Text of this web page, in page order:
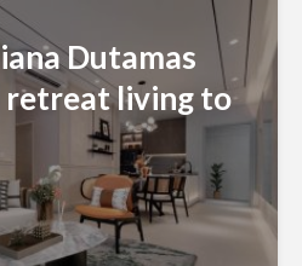
Dutamas
retreat living to